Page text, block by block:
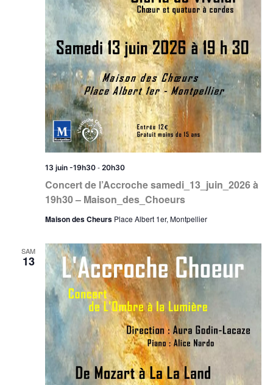
Concert de l’Accroche samedi_13_juin_2026 à
19h30 – Maison_des_Choeurs
13 juin -19h30- 20h30
Maison des Cheurs Place Albert 1er, Montpellier
SAM
13